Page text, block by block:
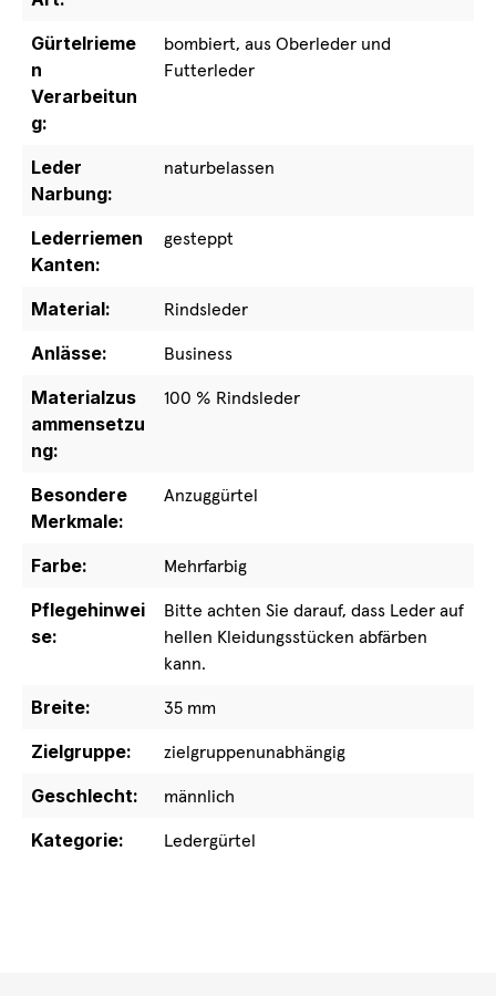
Gürtelrieme
n
Verarbeitun
g:
bombiert, aus Oberleder und
Futterleder
Leder
Narbung:
naturbelassen
Lederriemen
Kanten:
gesteppt
Material:
Rindsleder
Anlässe:
Business
Materialzus
ammensetzu
ng:
100 % Rindsleder
Besondere
Merkmale:
Anzuggürtel
Farbe:
Mehrfarbig
Pflegehinwei
se:
Bitte achten Sie darauf, dass Leder auf
hellen Kleidungsstücken abfärben
kann.
Breite:
35 mm
Zielgruppe:
zielgruppenunabhängig
Geschlecht:
männlich
Kategorie:
Ledergürtel